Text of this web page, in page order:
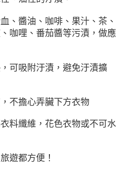
、醬油、咖啡、果汁、茶、
咖哩、番茄醬等污漬，做應
可吸附汙漬，避免汙漬擴
不擔心弄臟下方衣物
料纖維，花色衣物或不可水
遊都方便！